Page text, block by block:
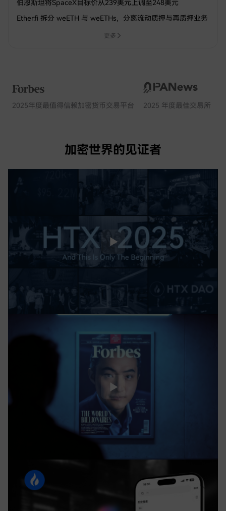
伯恩斯坦将SpaceX目标价从239美元上调至248美元
Ether.fi 拆分 weETH 与 weETHs，分离流动质押与再质押业务
更多
2025年度最值得信赖加密货币交易平台 2025 年度最佳交易所
加密世界的见证者